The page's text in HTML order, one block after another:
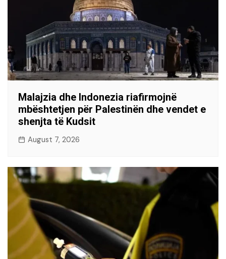
Malajzia dhe Indonezia riafirmojnë
mbështetjen për Palestinën dhe vendet e
shenjta të Kudsit
August 7, 2026